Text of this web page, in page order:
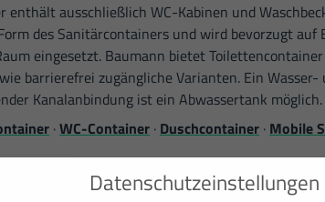
enthält ausschließlich WC-Kabinen und
des Sanitärcontainers und wird bevorzugt auf
eingesetzt. Baumann bietet
barrierefrei zugängliche Varianten. Ein
Kanalanbindung ist ein Abwassertank möglich.
·WC-Container · Duschcontainer · Mobile
Datenschutzeinstellungen